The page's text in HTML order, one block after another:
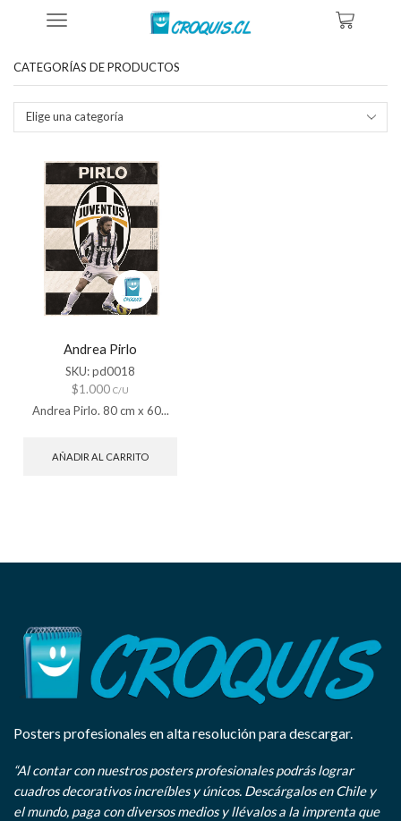
Tienda Productos Etiquetados “Poster Andrea Pirlo”
CATEGORÍAS DE PRODUCTOS
Elige una categoría
Andrea Pirlo
SKU:pd0018
$1.000 C/U
Andrea Pirlo. 80 cm x 60...
AÑADIR AL CARRITO
Posters profesionales en alta resolución para descargar.
“Al contar con nuestros posters profesionales podrás lograr
cuadros decorativos increíbles y únicos. Descárgalos en Chile y
el mundo, paga con diversos medios y llévalos a la imprenta que